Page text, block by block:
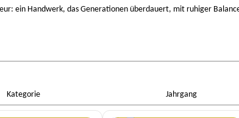
ein Handwerk, das Generationen überdauert, mit ruhiger
Kategorie Jahrgang
Menge Menge